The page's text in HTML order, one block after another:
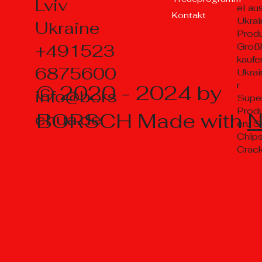
Lviv
Ukraine
+491523
6875600
info@bors
chua.de
© 2020 - 2024 by
BORSCH Made with
Kontakt
el
r
en,